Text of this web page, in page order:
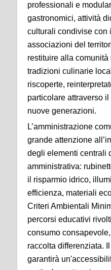
professionali e
gastronomici, attività
culturali condivise con
associazioni del
restituire alla
tradizioni culinarie
riscoperte,
particolare attraverso
nuove generazioni.
L’amministrazione
grande attenzione
degli elementi centrali
amministrativa:
il risparmio idrico,
efficienza, materiali
Criteri Ambientali
percorsi educativi
consumo
raccolta differenziata.
garantirà